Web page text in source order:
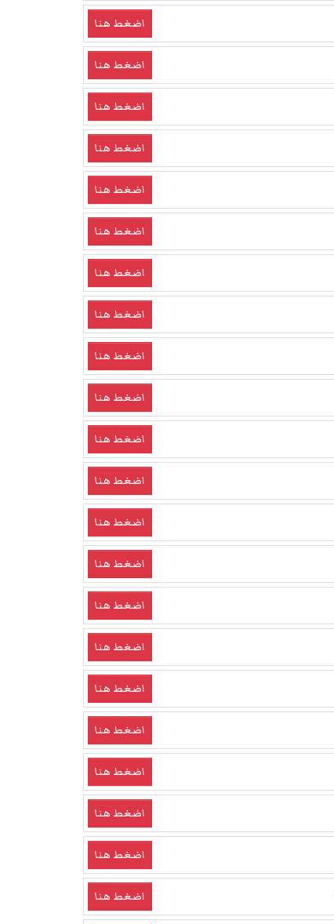
اضغط هنا
اضغط هنا
اضغط هنا
اضغط هنا
اضغط هنا
اضغط هنا
اضغط هنا
اضغط هنا
اضغط هنا
اضغط هنا
اضغط هنا
اضغط هنا
اضغط هنا
اضغط هنا
اضغط هنا
اضغط هنا
اضغط هنا
اضغط هنا
اضغط هنا
اضغط هنا
اضغط هنا
اضغط هنا